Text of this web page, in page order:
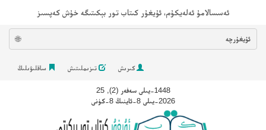
ئەسسالامۇ ئەلەيكۇم، ئۇيغۇر كىتاب تور بېكىتىگە خۇش كەپسىز
ئۇيغۇرچە 🌐
كىرىش تىزىملىتىش ساقلىۋىلىڭ
1448-يىلى سەفەر (2), 25
2026-يىلى 8-ئاينىڭ 8-كۈنى